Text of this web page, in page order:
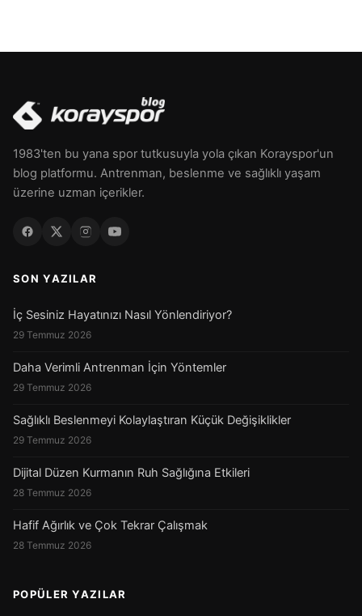
1983'ten bu yana spor tutkusuyla yola çıkan Korayspor'un
blog platformu. Antrenman, beslenme ve sağlıklı yaşam
üzerine uzman içerikler.
SON YAZILAR
İç Sesiniz Hayatınızı Nasıl Yönlendiriyor?
29 Temmuz 2026
Daha Verimli Antrenman İçin Yöntemler
29 Temmuz 2026
Sağlıklı Beslenmeyi Kolaylaştıran Küçük Değişiklikler
29 Temmuz 2026
Dijital Düzen Kurmanın Ruh Sağlığına Etkileri
28 Temmuz 2026
Hafif Ağırlık ve Çok Tekrar Çalışmak
28 Temmuz 2026
POPÜLER YAZILAR